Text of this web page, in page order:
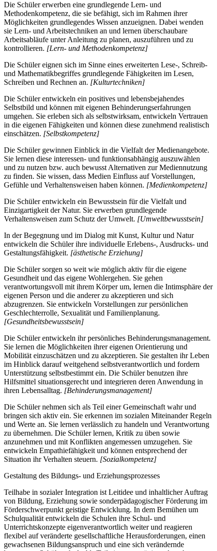
Die Schüler erwerben eine grundlegende Lern- und
Methodenkompetenz, die sie befähigt, sich im Rahmen ihrer
Möglichkeiten grundlegendes Wissen anzueignen. Dabei wenden
sie Lern- und Arbeitstechniken an und lernen überschaubare
Arbeitsabläufe unter Anleitung zu planen, auszuführen und zu
kontrollieren. [Lern- und Methodenkompetenz]
Die Schüler eignen sich im Sinne eines erweiterten Lese-, Schreib-
und Mathematikbegriffes grundlegende Fähigkeiten im Lesen,
Schreiben und Rechnen an. [Kulturtechniken]
Die Schüler entwickeln ein positives und lebensbejahendes
Selbstbild und können mit eigenen Behinderungserfahrungen
umgehen. Sie erleben sich als selbstwirksam, entwickeln Vertrauen
in die eigenen Fähigkeiten und können diese zunehmend realistisch
einschätzen. [Selbstkompetenz]
Die Schüler gewinnen Einblick in die Vielfalt der Medienangebote.
Sie lernen diese interessen- und funktionsabhängig auszuwählen
und zu nutzen bzw. auch bewusst Alternativen zur Mediennutzung
zu finden. Sie wissen, dass Medien Einfluss auf Vorstellungen,
Gefühle und Verhaltensweisen haben können. [Medienkompetenz]
Die Schüler entwickeln ein Bewusstsein für die Vielfalt und
Einzigartigkeit der Natur. Sie erwerben grundlegende
Verhaltensweisen zum Schutz der Umwelt. [Umweltbewusstsein]
In der Begegnung und im Dialog mit Kunst, Kultur und Natur
entwickeln die Schüler ihre individuelle Erlebens-, Ausdrucks- und
Gestaltungsfähigkeit. [ästhetische Erziehung]
Die Schüler sorgen so weit wie möglich aktiv für die eigene
Gesundheit und das eigene Wohlergehen. Sie gehen
verantwortungsvoll mit ihrem Körper um, lernen die Intimsphäre der
eigenen Person und die anderer zu akzeptieren und sich
abzugrenzen. Sie entwickeln Vorstellungen zur persönlichen
Geschlechterrolle, Sexualität und Familienplanung.
[Gesundheitsbewusstsein]
Die Schüler entwickeln ihr persönliches Behinderungsmanagement.
Sie lernen die Möglichkeiten ihrer eigenen Orientierung und
Mobilität einzuschätzen und zu akzeptieren. Sie gestalten ihr Leben
im Hinblick darauf weitgehend selbstverantwortlich und fordern
Unterstützung selbstbestimmt ein. Die Schüler benutzen ihre
Hilfsmittel situationsgerecht und integrieren deren Anwendung in
ihren Lebensalltag. [Behinderungsmanagement]
Die Schüler nehmen sich als Teil einer Gemeinschaft wahr und
bringen sich aktiv ein. Sie erkennen im sozialen Miteinander Regeln
und Werte an. Sie lernen verlässlich zu handeln und Verantwortung
zu übernehmen. Die Schüler lernen, Kritik zu üben sowie
anzunehmen und mit Konflikten angemessen umzugehen. Sie
entwickeln Empathiefähigkeit und können entsprechend der
Situation ihr Verhalten steuern. [Sozialkompetenz]
Gestaltung des Bildungs- und Erziehungsprozesses
Teilhabe in sozialer Integration ist Leitidee und inhaltlicher Auftrag
von Bildung, Erziehung sowie sonderpädagogischer Förderung im
Förderschwerpunkt geistige Entwicklung. In dem Bemühen um
Schulqualität entwickeln die Schulen ihre Schul- und
Unterrichtskonzepte eigenverantwortlich weiter und reagieren
flexibel auf veränderte gesellschaftliche Herausforderungen, einen
gewachsenen Bildungsanspruch und eine sich verändernde